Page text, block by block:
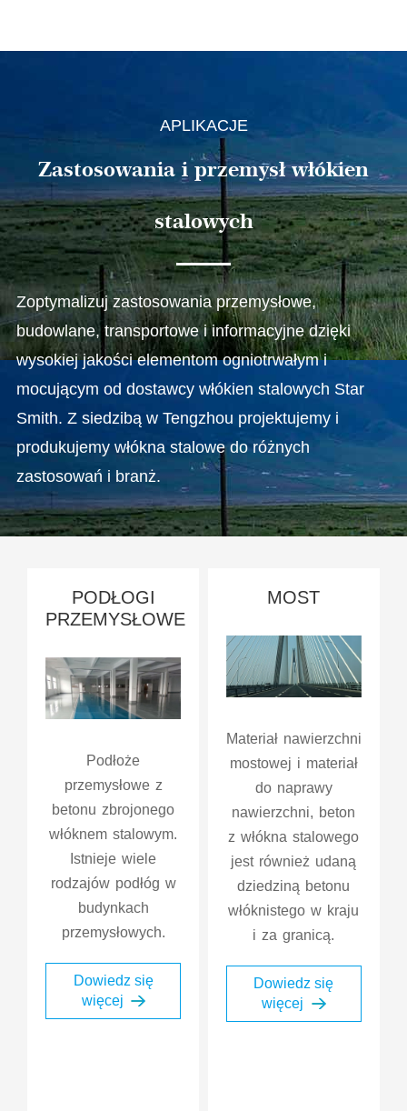
APLIKACJE
Zastosowania i przemysł włókien
stalowych
Zoptymalizuj zastosowania przemysłowe,
budowlane, transportowe i informacyjne dzięki
wysokiej jakości elementom ogniotrwałym i
mocującym od dostawcy włókien stalowych Star
Smith. Z siedzibą w Tengzhou projektujemy i
produkujemy włókna stalowe do różnych
zastosowań i branż.
PODŁOGI
PRZEMYSŁOWE
Podłoże
przemysłowe z
betonu zbrojonego
włóknem stalowym.
Istnieje wiele
rodzajów podłóg w
budynkach
przemysłowych.
Dowiedz się
więcej
MOST
Materiał nawierzchni
mostowej i materiał
do naprawy
nawierzchni, beton
z włókna stalowego
jest również udaną
dziedziną betonu
włóknistego w kraju
i za granicą.
Dowiedz się
więcej